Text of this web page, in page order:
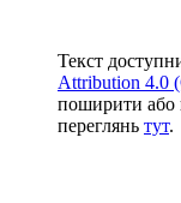
Текст
Attribution 4.0
поширити або
переглянь тут.